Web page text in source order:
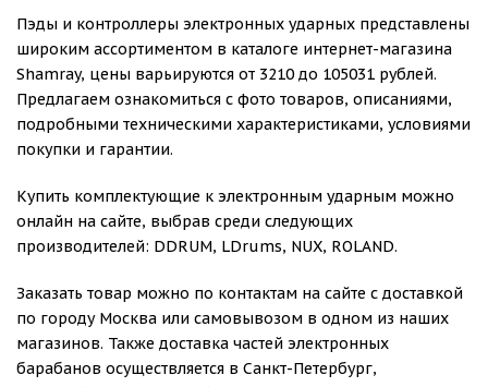
Пэды и контроллеры электронных ударных представлены
широким ассортиментом в каталоге интернет-магазина
Shamray, цены варьируются от 3210 до 105031 рублей.
Предлагаем ознакомиться с фото товаров, описаниями,
подробными техническими характеристиками, условиями
покупки и гарантии.
Купить комплектующие к электронным ударным можно
онлайн на сайте, выбрав среди следующих
производителей: DDRUM, LDrums, NUX, ROLAND.
Заказать товар можно по контактам на сайте с доставкой
по городу Москва или самовывозом в одном из наших
магазинов. Также доставка частей электронных
барабанов осуществляется в Санкт-Петербург,